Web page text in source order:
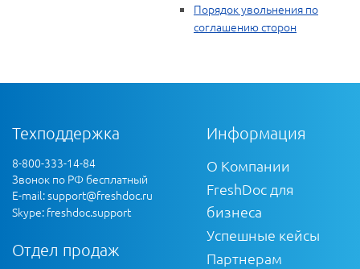
Порядок увольнения по
соглашению сторон
Техподдержка
8-800-333-14-84
Звонок по РФ бесплатный
E-mail:support@freshdoc.ru
Skype: freshdoc.support
Отдел продаж
Информация
О Компании
FreshDoc для
бизнеса
Успешные кейсы
Партнерам